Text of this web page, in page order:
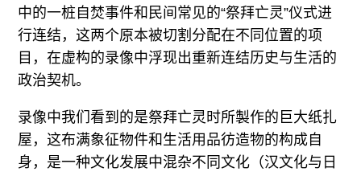
中的一桩自焚事件和民间常见的“祭拜亡灵”仪式进
行连结，这两个原本被切割分配在不同位置的项
目，在虚构的录像中浮现出重新连结历史与生活的
政治契机。
录像中我们看到的是祭拜亡灵时所製作的巨大纸扎
屋，这布满象征物件和生活用品彷造物的构成自
身，是一种文化发展中混杂不同文化（汉文化与日